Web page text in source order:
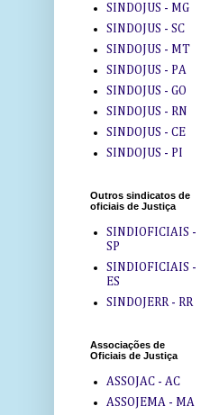
SINDOJUS - MG
SINDOJUS - SC
SINDOJUS - MT
SINDOJUS - PA
SINDOJUS - GO
SINDOJUS - RN
SINDOJUS - CE
SINDOJUS - PI
Outros sindicatos de
oficiais de Justiça
SINDIOFICIAIS -
SP
SINDIOFICIAIS -
ES
SINDOJERR - RR
Associações de
Oficiais de Justiça
ASSOJAC - AC
ASSOJEMA - MA